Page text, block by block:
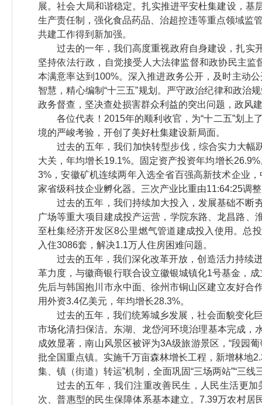
展。社会大局和谐稳定。扎实推进平安杜集建设，基
生产责任制，强化食品药品、治超控违等重点领域监
共建工作得到新加强。
过去的一年，我们高度重视政府自身建设，扎实
坚持依法行政，自觉接受人大法律监督和政协民主
本满意率达到100%。深入推进政务公开，及时主动
智慧，精心编制“十三五”规划。严守政治纪律和政治
政务督查，坚决查处损害群众利益的突出问题，政风
各位代表！2015年的顺利收官，为“十二五”划上
境的严峻考验，开创了美好杜集建设新局面。
过去的五年，我们加快转型步伐，综合实力大
大关，年均增长19.1%。固定资产投资年均增长
3%，安徽矿机连续两年入选全省百强高新技术企业
家省级科技企业孵化器。三次产业比重由11:64:25调
过去的五年，我们持续加大投入，发展基础不断
广场等重大项目建成投产运营，学院东路、龙昌路
至杜集经济开发区8公里燃气管道建成投入使用。总
入住3086套，解决1.1万人住房困难问题。
过去的五年，我们深化改革开放，创造活力持续
革力度，与徽商银行联合设立徽银城镇化1号基金，
先后与韩国抱川市永中面、徐州市铜山区建立友好合
用外资3.4亿美元，年均增长28.3%。
过去的五年，我们统筹城乡发展，社会面貌变化
市场化清扫保洁。东湖、龙岱河环境治理基本完成
成效显著，南山风景区被评为3A级旅游景区，“段园
批全国重点镇。实施千万亩森林增长工程，新增林地
集、镇（街道）转运”机制，全面巩固“三场两站”“三
过去的五年，我们注重改善民生，人民生活更
次、普惠型的民生保障体系基本建立。7.39万农村